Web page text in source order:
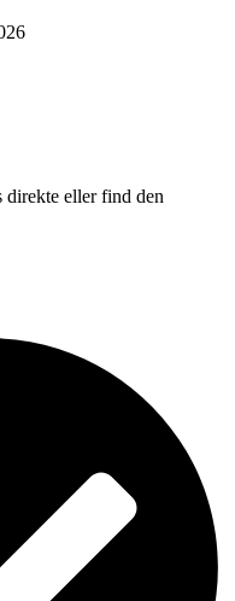
eller find den